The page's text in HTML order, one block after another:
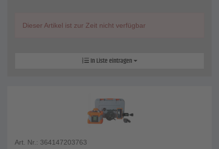
Dieser Artikel ist zur Zeit nicht verfügbar
In Liste eintragen
Art. Nr.: 364147203763